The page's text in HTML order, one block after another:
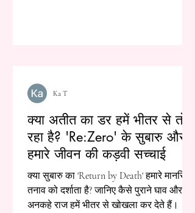
क्या अतीत का डर हमें भीतर से तोड़
रहा है? 'Re:Zero' के सुबारु और
हमारे जीवन की कड़वी सच्चाई
क्या सुबारु का 'Return by Death' हमारे मानसिक
तनाव को दर्शाता है? जानिए कैसे पुराने घाव और
अनकहे राज हमें भीतर से खोखला कर देते हैं।
Ka T